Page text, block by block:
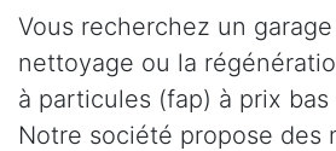
Vous recherchez un
nettoyage ou la
à particules (fap) à prix bas
Notre société propose des